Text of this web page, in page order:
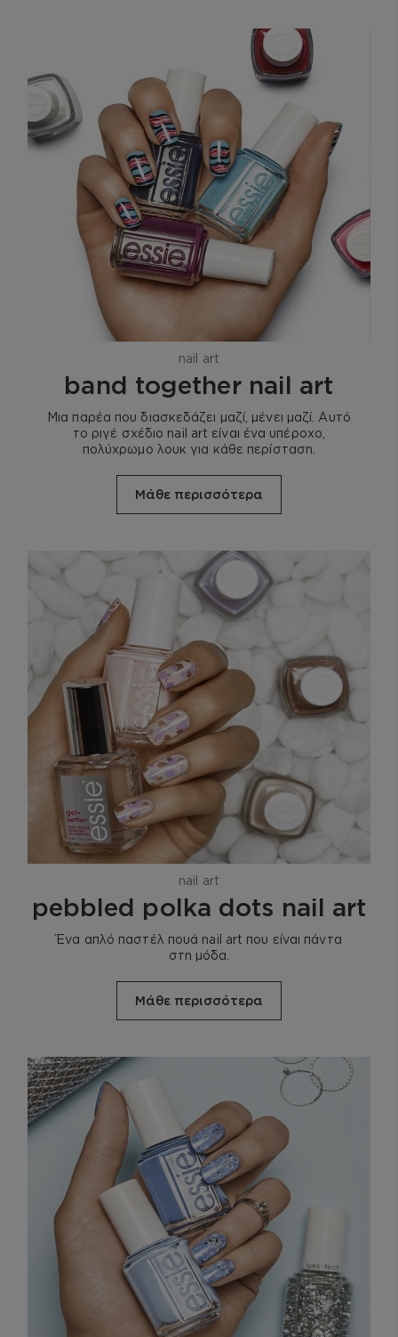
nail art
band together nail art
Μια παρέα που διασκεδάζει μαζί, μένει μαζί. Αυτό
το ριγέ σχέδιο nail art είναι ένα υπέροχο,
πολύχρωμο λουκ για κάθε περίσταση.
Μάθε περισσότερα
nail art
pebbled polka dots nail art
Ένα απλό παστέλ πουά nail art που είναι πάντα
στη μόδα.
Μάθε περισσότερα